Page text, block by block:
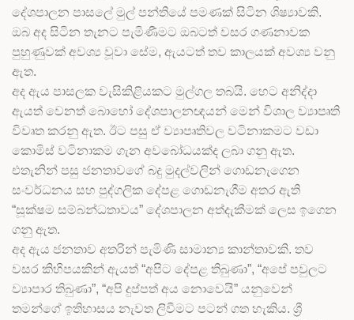
දේශපාලන පාසලේ මුල් පන්තියේ පමණක් සිටින ශිෂ්‍යාවකි.
ඔබ අද සිටින තැනට පැමිණීමට ඔබටත් වසර ගණනාවක
පුහුණුවක් අවශ්‍ය වූවා සේම, ඇයටත් තව කාලයක් අවශ්‍ය වනු
ඇත.
අද ඇය පාසලක වැසිකිළියකට මුල්ගල තබයි. හෙට අනිද්දා
ඇයත් වෙනත් බොහෝ දේශපාලනඥයන් මෙන් විශාල ව්‍යාපෘති
විවෘත කරනු ඇත. ඊට පසු ඒ ව්‍යාපෘතිවල වටිනාකමට වඩා
කොමිස් වටිනාකම ගැන අවබෝධයක්ද ලබා ගනු ඇත.
එතැනින් පසු ජනතාවගේ බදු මුදල්වලින් ගොඩනැගෙන
සංවර්ධනය සහ පුද්ගලික දේපළ ගොඩනැගීම අතර ඇති
“සූක්ෂම සම්බන්ධතාවය” දේශපාලන අත්දැකීමක් ලෙස ඉගෙන
ගනු ඇත.
අද ඇය ජනතාව අතරින් පැමිණි සාමාන්‍ය කාන්තාවකි. තව
වසර කිහිපයකින් ඇයත් “අපිට දේපළ තිබුණා”, “අපේ පවුලට
ව්‍යාපාර තිබුණා”, “අපි දුප්පත් අය නොවෙයි” යනුවෙන්
තමන්ගේ ඉතිහාසය නැවත ලිවීමට පටන් ගත හැකිය. ශ්‍රී